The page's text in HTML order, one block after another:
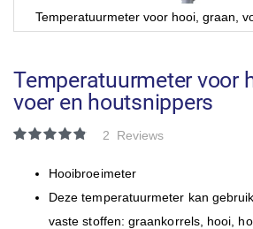
Temperatuurmeter voor hooi, graan,
het
begin
van
afbeeldingen-
Temperatuurmeter voor
voer en houtsnippers
Waardering:
2 Reviews
Hooibroeimeter
Deze temperatuurmeter kan
vaste stoffen: graankorrels, hooi,